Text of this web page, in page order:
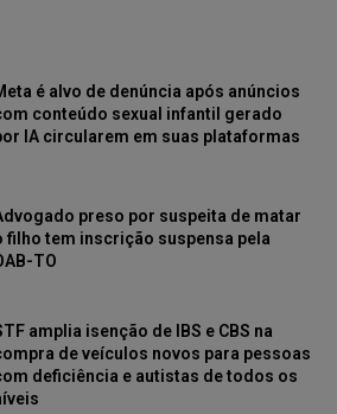
é alvo de denúncia após anúncios
conteúdo sexual infantil gerado
IA circularem em suas plataformas
preso por suspeita de matar
filho tem inscrição suspensa pela
TO
amplia isenção de IBS e CBS na
de veículos novos para pessoas
deficiência e autistas de todos os